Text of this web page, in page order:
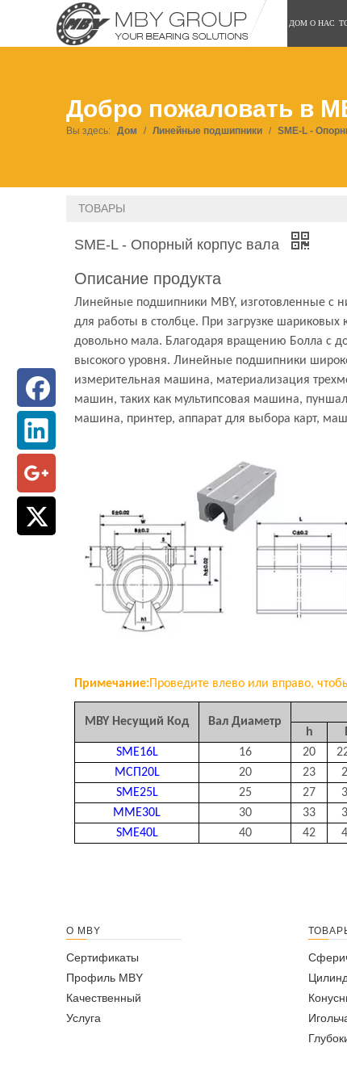
ДОМ О НАС
Добро пожаловать в
Вы здесь: Дом / Линейные подшипники / SME-L -
ТОВАРЫ
SME-L - Опорный корпус вала
Описание продукта
Линейные подшипники MBY, изготовленные с
для работы в столбце. При загрузке шариковых
довольно мала. Благодаря вращению Болла с
высокого уровня. Линейные подшипники
измерительная машина, материализация
машин, таких как мультипсовая машина,
машина, принтер, аппарат для выбора карт,
Примечание:Проведите влево или вправо,
MBY Несущий Код Вал Диаметр
h
SME16L
16 20
МСП20L
20 23
SME25L
25 27
MME30L
30 33
SME40L
40 42
О MBY
Сертификаты
Профиль MBY
Качественный
Услуга